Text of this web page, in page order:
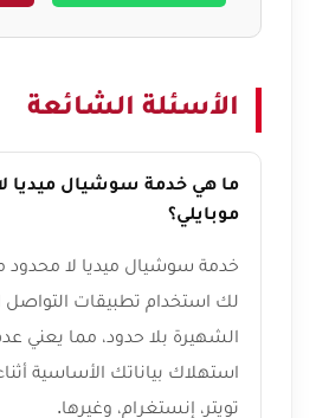
الأسئلة الشائعة
ما هي خدمة سوشيال ميديا
موبايلي؟
خدمة سوشيال ميديا لا محدود
لك استخدام تطبيقات التواصل
الشهيرة بلا حدود، مما يعني
استهلاك بياناتك الأساسية
تويتر، إنستغرام، وغيرها.